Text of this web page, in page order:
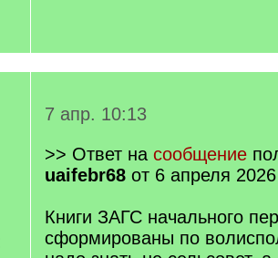
7 апр. 10:13
>> Ответ на сообщение
uaifebr68 от 6 апреля
Книги ЗАГС начального
сформированы по